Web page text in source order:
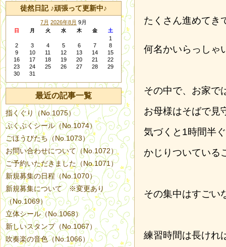
たくさん進めてき
何名かいらっしゃ
その中で、お家で
お母様はそばで見
気づくと1時間半
かじりついている
その集中はすごい
練習時間は長けれ
徒然日記 ♪頑張って更新中♪
7月 2026年8月 9月
日 月 火 水 木 金 土
1
2
3 4 5 6 7
8
9
10 11 12 13 14
15
16
17 18 19 20 21
22
23
24 25 26 27 28
29
30
31
最近の記事一覧
指くぐり（No.1075）
ぷくぷくシール（No.1074）
ごほうびたち（No.1073）
お問い合わせについて（No.1072）
ご予約いただきました（No.1071）
新規募集の日程（No.1070）
新規募集について ※変更あり
（No.1069）
立体シール（No.1068）
新しいスタンプ（No.1067）
吹奏楽の音色（No.1066）